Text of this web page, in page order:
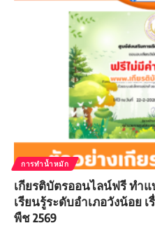
การทำน้ำหมัก
เกียรติบัตรออนไลน์ฟรี ทำ
เรียนรู้ระดับอำเภอวังน้อย
พืช 2569